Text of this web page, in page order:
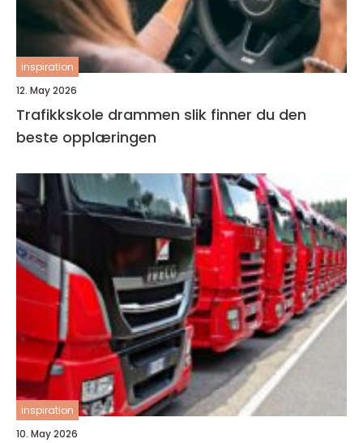
inspiration
12. May 2026
Trafikkskole drammen slik finner du den
beste opplæringen
inspiration
10. May 2026